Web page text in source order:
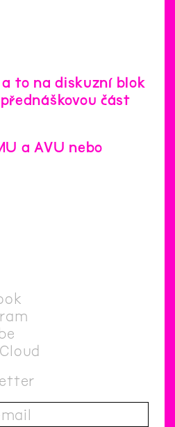
to na diskuzní blok
část
a AVU nebo